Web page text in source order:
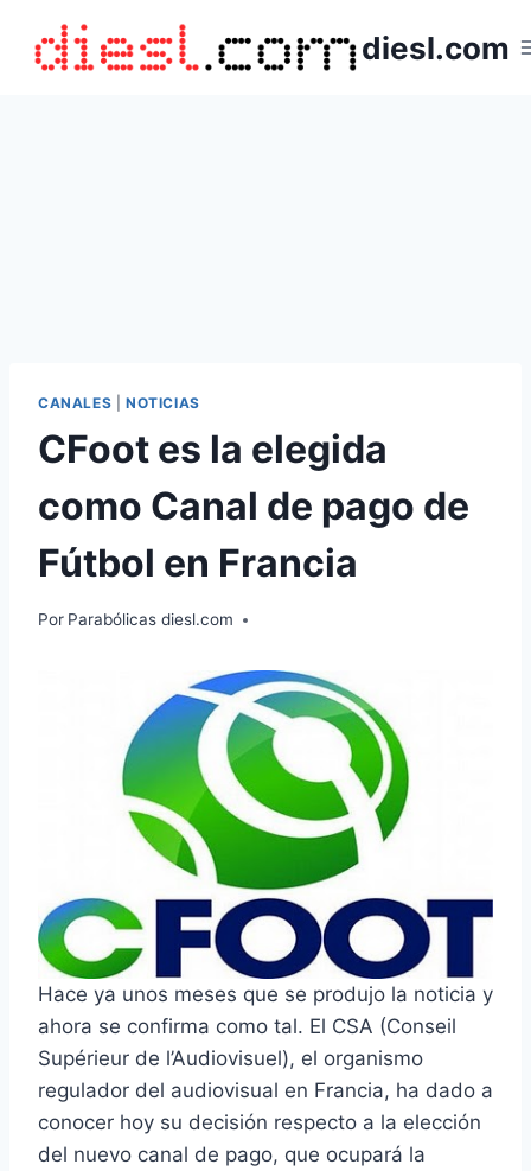
contenido
diesl.com
CANALES NOTICIAS
CFoot es la elegida
como Canal de pago de
Fútbol en Francia
Por Parabólicas diesl.com
Hace ya unos meses que se produjo la noticia y
ahora se confirma como tal. El CSA (Conseil
Supérieur de l’Audiovisuel), el organismo
regulador del audiovisual en Francia, ha dado a
conocer hoy su decisión respecto a la elección
del nuevo canal de pago, que ocupará la